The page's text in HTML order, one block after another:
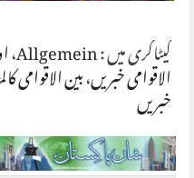
کیٹاگری میں :Allgemein، الاقوامی خبریں،بین الاقوامی خبریں